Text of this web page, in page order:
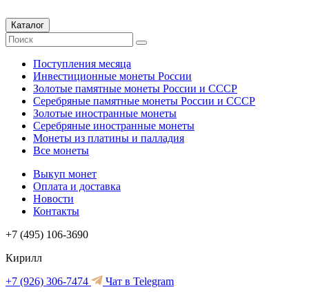
Каталог
Поступления месяца
Инвестиционные монеты России
Золотые памятные монеты России и СССР
Серебряные памятные монеты России и СССР
Золотые иностранные монеты
Серебряные иностранные монеты
Монеты из платины и палладия
Все монеты
Выкуп монет
Оплата и доставка
Новости
Контакты
+7 (495) 106-3690
Кирилл
+7 (926) 306-7474
Чат в Telegram